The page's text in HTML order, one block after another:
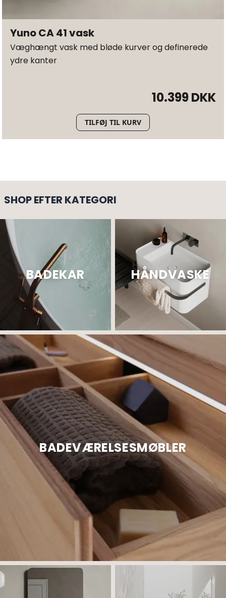
Yuno CA 41 vask
Væghængt vask med bløde kurver og definerede
ydre kanter
10.399 DKK
TILFØJ TIL KURV
SHOP EFTER KATEGORI
BADEKAR HÅNDVASKE
BADEVÆRELSESMØBLER